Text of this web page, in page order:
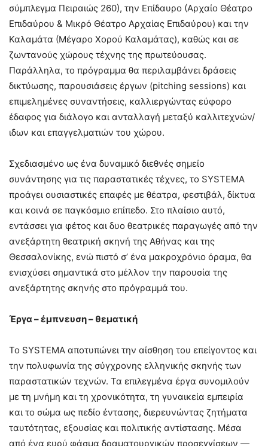
σύμπλεγμα Πειραιώς 260), την Επίδαυρο (Αρχαίο Θέατρο
Επιδαύρου & Μικρό Θέατρο Αρχαίας Επιδαύρου) και την
Καλαμάτα (Μέγαρο Χορού Καλαμάτας), καθώς και σε
ζωντανούς χώρους τέχνης της πρωτεύουσας.
Παράλληλα, το πρόγραμμα θα περιλαμβάνει δράσεις
δικτύωσης, παρουσιάσεις έργων (pitching sessions) και
επιμελημένες συναντήσεις, καλλιεργώντας εύφορο
έδαφος για διάλογο και ανταλλαγή μεταξύ καλλιτεχνών/
ιδων και επαγγελματιών του χώρου.
Σχεδιασμένο ως ένα δυναμικό διεθνές σημείο
συνάντησης για τις παραστατικές τέχνες, το SYSTEMA
προάγει ουσιαστικές επαφές με θέατρα, φεστιβάλ, δίκτυα
και κοινά σε παγκόσμιο επίπεδο. Στο πλαίσιο αυτό,
εντάσσει για φέτος και δυο θεατρικές παραγωγές από την
ανεξάρτητη θεατρική σκηνή της Αθήνας και της
Θεσσαλονίκης, ενώ πιστό σ’ ένα μακροχρόνιο όραμα, θα
ενισχύσει σημαντικά στο μέλλον την παρουσία της
ανεξάρτητης σκηνής στο πρόγραμμά του.
Έργα – έμπνευση – θεματική
Το SYSTEMA αποτυπώνει την αίσθηση του επείγοντος και
την πολυφωνία της σύγχρονης ελληνικής σκηνής των
παραστατικών τεχνών. Τα επιλεγμένα έργα συνομιλούν
με τη μνήμη και τη χρονικότητα, τη γυναικεία εμπειρία
και το σώμα ως πεδίο έντασης, διερευνώντας ζητήματα
ταυτότητας, εξουσίας και πολιτικής αντίστασης. Μέσα
από ένα ευρύ φάσμα δραματουργικών προσεγγίσεων —